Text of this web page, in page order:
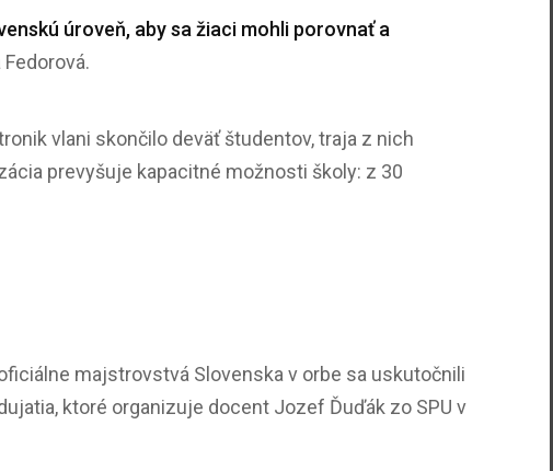
úroveň, aby sa žiaci mohli porovnať a
vlani skončilo deväť študentov, traja z nich
prevyšuje kapacitné možnosti školy: z 30
majstrovstvá Slovenska v orbe sa uskutočnili
ktoré organizuje docent Jozef Ďuďák zo SPU v